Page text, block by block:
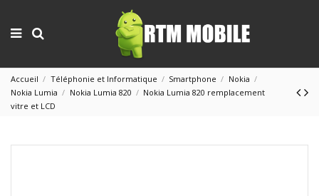
Accueil Téléphonie et Informatique Smartphone
Nokia
Nokia Lumia
Nokia Lumia 820
Nokia Lumia 820 remplacement
vitre et LCD